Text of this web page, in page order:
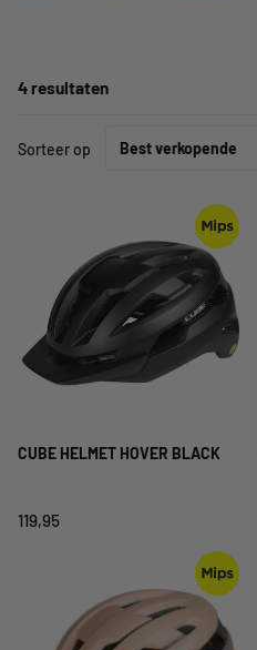
4 resultaten
Sorteer op
CUBE HELMET HOVER BLACK
119,95